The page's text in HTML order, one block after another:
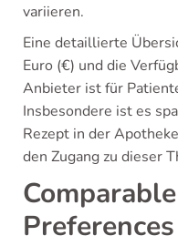
variieren.
Eine detaillierte
Euro (€) und die
Anbieter ist für
Insbesondere ist es
Rezept in der
den Zugang zu dieser
Preferences